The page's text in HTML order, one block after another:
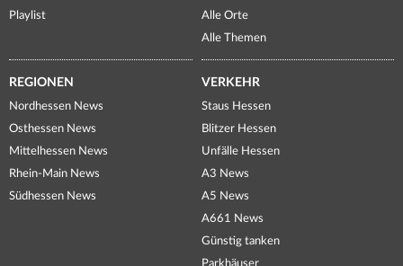
Playlist
Alle Orte
Alle Themen
REGIONEN
Nordhessen News
Osthessen News
Mittelhessen News
Rhein-Main News
Südhessen News
VERKEHR
Staus Hessen
Blitzer Hessen
Unfälle Hessen
A3 News
A5 News
A661 News
Günstig tanken
Parkhäuser